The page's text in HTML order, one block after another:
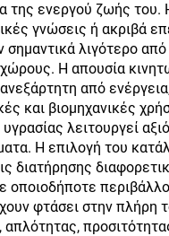
ενεργού ζωής του.
γνώσεις ή ακριβά
λιγότερο
Η απουσία
από
βιομηχανικές
λειτουργεί
Η επιλογή του
διατήρησης
φτάσει στην πλήρη